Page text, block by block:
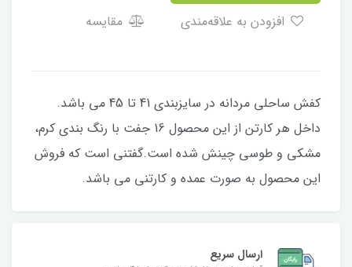
مقایسه
کفش ساحلی مردانه در سایزبندی 41 تا 45 می باشد.
داخل هر کارتن از این محصول 16 جفت با رنگ بندی کرم،
مشکی و طوسی چینش شده است.گفتنی است که فروش
این محصول به صورت عمده و کارتنی می باشد.
ارسال سریع